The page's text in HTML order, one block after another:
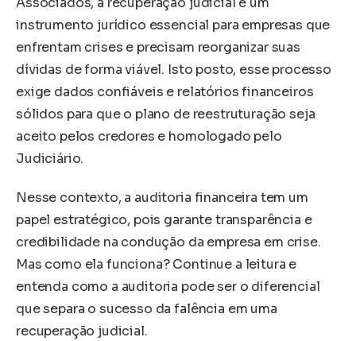
instrumento jurídico essencial para empresas que
enfrentam crises e precisam reorganizar suas
dívidas de forma viável. Isto posto, esse processo
exige dados confiáveis e relatórios financeiros
sólidos para que o plano de reestruturação seja
aceito pelos credores e homologado pelo
Judiciário.
Nesse contexto, a auditoria financeira tem um
papel estratégico, pois garante transparência e
credibilidade na condução da empresa em crise.
Mas como ela funciona? Continue a leitura e
entenda como a auditoria pode ser o diferencial
que separa o sucesso da falência em uma
recuperação judicial.